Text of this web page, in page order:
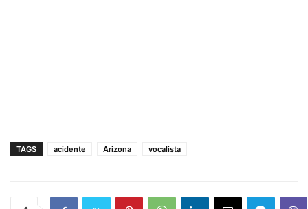
TAGS acidente Arizona vocalista